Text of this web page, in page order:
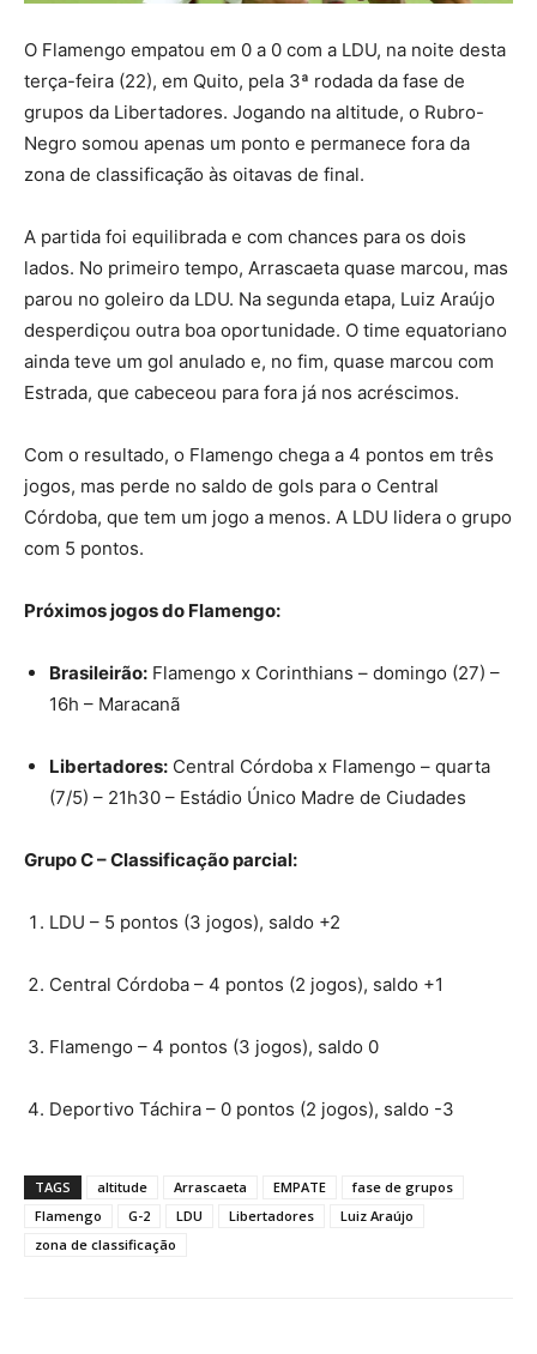
O Flamengo empatou em 0 a 0 com a LDU, na noite desta
terça-feira (22), em Quito, pela 3ª rodada da fase de
grupos da Libertadores. Jogando na altitude, o Rubro-
Negro somou apenas um ponto e permanece fora da
zona de classificação às oitavas de final.
A partida foi equilibrada e com chances para os dois
lados. No primeiro tempo, Arrascaeta quase marcou, mas
parou no goleiro da LDU. Na segunda etapa, Luiz Araújo
desperdiçou outra boa oportunidade. O time equatoriano
ainda teve um gol anulado e, no fim, quase marcou com
Estrada, que cabeceou para fora já nos acréscimos.
Com o resultado, o Flamengo chega a 4 pontos em três
jogos, mas perde no saldo de gols para o Central
Córdoba, que tem um jogo a menos. A LDU lidera o grupo
com 5 pontos.
Próximos jogos do Flamengo:
Brasileirão: Flamengo x Corinthians – domingo (27) –
16h – Maracanã
Libertadores: Central Córdoba x Flamengo – quarta
(7/5) – 21h30 – Estádio Único Madre de Ciudades
Grupo C – Classificação parcial:
LDU – 5 pontos (3 jogos), saldo +2
Central Córdoba – 4 pontos (2 jogos), saldo +1
Flamengo – 4 pontos (3 jogos), saldo 0
Deportivo Táchira – 0 pontos (2 jogos), saldo -3
TAGS altitude Arrascaeta EMPATE
fase de grupos
Flamengo
G-2 LDU Libertadores
Luiz Araújo
zona de classificação